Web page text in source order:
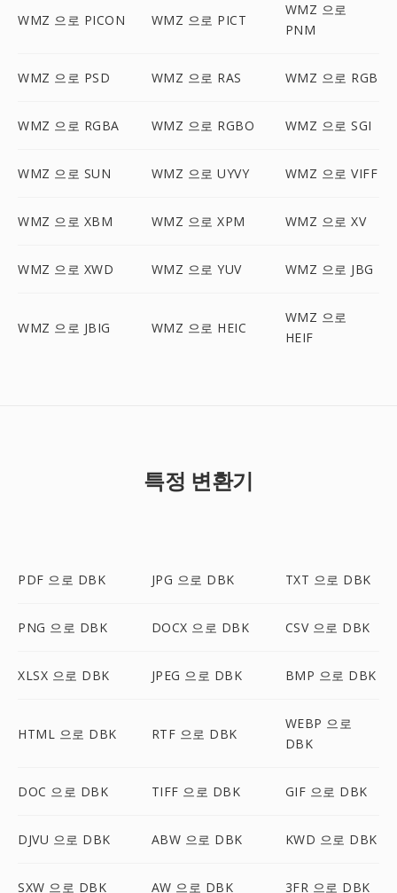
WMZ 으로 PICON WMZ 으로 PICT
WMZ 으로
PNM
WMZ 으로 PSD WMZ 으로 RAS WMZ 으로 RGB
WMZ 으로 RGBA WMZ 으로 RGBO WMZ 으로 SGI
WMZ 으로 SUN WMZ 으로 UYVY WMZ 으로 VIFF
WMZ 으로 XBM WMZ 으로 XPM WMZ 으로 XV
WMZ 으로 XWD WMZ 으로 YUV WMZ 으로 JBG
WMZ 으로 JBIG WMZ 으로 HEIC
WMZ 으로
HEIF
특정 변환기
PDF 으로 DBK JPG 으로 DBK TXT 으로 DBK
PNG 으로 DBK DOCX 으로 DBK CSV 으로 DBK
XLSX 으로 DBK JPEG 으로 DBK BMP 으로 DBK
HTML 으로 DBK RTF 으로 DBK
WEBP 으로
DBK
DOC 으로 DBK TIFF 으로 DBK GIF 으로 DBK
DJVU 으로 DBK ABW 으로 DBK KWD 으로 DBK
SXW 으로 DBK AW 으로 DBK 3FR 으로 DBK